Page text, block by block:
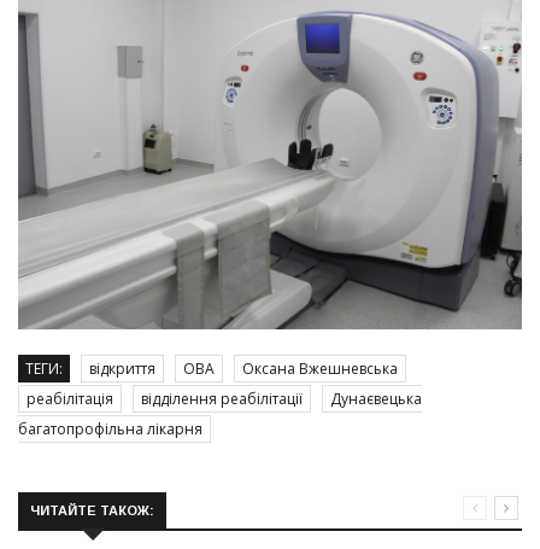
ТЕГИ: відкриття ОВА
Оксана Вжешневська
реабілітація
відділення реабілітації
Дунаєвецька
багатопрофільна лікарня
ЧИТАЙТЕ ТАКОЖ: